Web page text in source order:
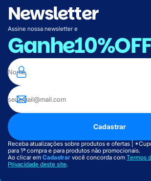
Newsletter
Assine nossa newsletter e
Ganhe
Cadastrar
Receba atualizações sobre produtos e ofertas |
para 1ª compra e para produtos não promocionais.
Ao clicar em Cadastrar você concorda com Termos
Privacidade deste site.